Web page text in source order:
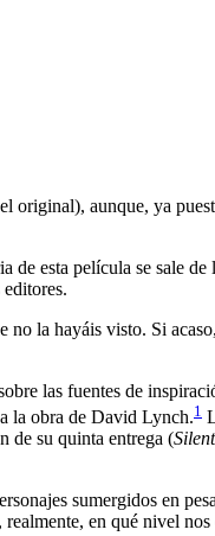
original), aunque, ya
esta película se sale de
la hayáis visto. Si
las fuentes de
la obra de David Lynch.1
de su quinta entrega (
sumergidos en
en qué nivel